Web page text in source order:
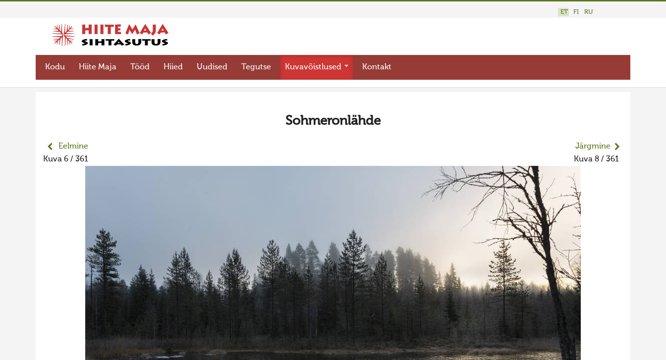
ET FI RU
Kodu Hiite Maja Tööd Hiied Uudised Tegutse Kuvavõistlused Kontakt
Sohmeronlähde
Eelmine
Kuva 6 / 361
Järgmine
Kuva 8 / 361